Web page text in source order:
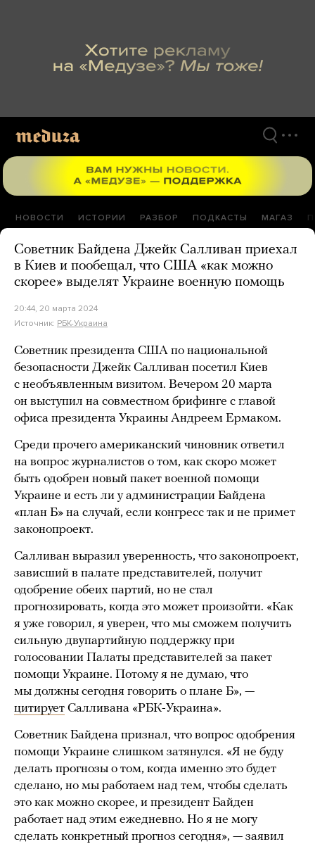
НОВОСТИ ИСТОРИИ РАЗБОР ПОДКАСТЫ МАГАЗ
Советник Байдена Джейк Салливан приехал
в Киев и пообещал, что США «как можно
скорее» выделят Украине военную помощь
20:44, 20 марта 2024
Источник: РБК-Украина
Советник президента США по национальной
безопасности Джейк Салливан посетил Киев
с необъявленным визитом. Вечером 20 марта
он выступил на совместном брифинге с главой
офиса президента Украины Андреем Ермаком.
Среди прочего американский чиновник ответил
на вопрос журналистов о том, как скоро может
быть одобрен новый пакет военной помощи
Украине и есть ли у администрации Байдена
«план Б» на случай, если конгресс так и не примет
законопроект.
Салливан выразил уверенность, что законопроект,
зависший в палате представителей, получит
одобрение обеих партий, но не стал
прогнозировать, когда это может произойти. «Как
я уже говорил, я уверен, что мы сможем получить
сильную двупартийную поддержку при
голосовании Палаты представителей за пакет
помощи Украине. Потому я не думаю, что
мы должны сегодня говорить о плане Б», —
цитирует Салливана «РБК-Украина».
Советник Байдена признал, что вопрос одобрения
помощи Украине слишком затянулся. «Я не буду
делать прогнозы о том, когда именно это будет
сделано, но мы работаем над тем, чтобы сделать
это как можно скорее, и президент Байден
работает над этим ежедневно. Но я не могу
сделать конкретный прогноз сегодня», — заявил